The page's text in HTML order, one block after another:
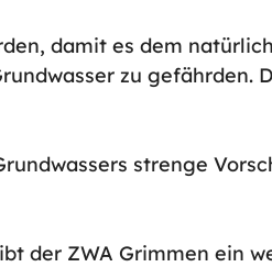
damit es dem
zu gefährden.
strenge
der ZWA Grimmen ein